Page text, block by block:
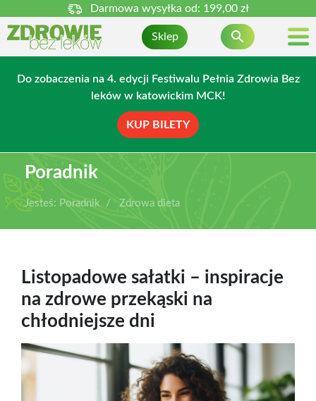
Darmowa wysyłka od: 199,00 zł
Sklep 
Do zobaczenia na 4. edycji Festiwalu Pełnia Zdrowia Bez
leków w katowickim MCK!
KUP BILETY
Poradnik
Jesteś: Poradnik Zdrowa dieta
Listopadowe sałatki – inspiracje
na zdrowe przekąski na
chłodniejsze dni